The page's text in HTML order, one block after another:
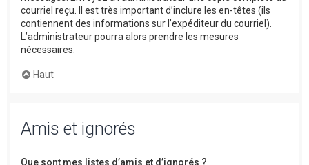
courriel reçu. Il est très important d’inclure les en-têtes (ils
contiennent des informations sur l’expéditeur du courriel).
L’administrateur pourra alors prendre les mesures
nécessaires.
Haut
Amis et ignorés
Que sont mes listes d’amis et d’ignorés ?